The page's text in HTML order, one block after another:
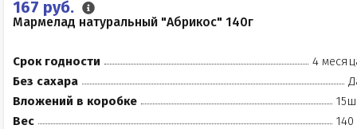
167 руб.
Мармелад натуральный "Абрикос" 140г
Срок годности
4
Без сахара
Вложений в коробке
Вес
140